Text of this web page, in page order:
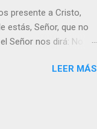
presente a Cristo,
estás, Señor, que no
Señor nos dirá: No
a nadie sólo con
LEER MÁS